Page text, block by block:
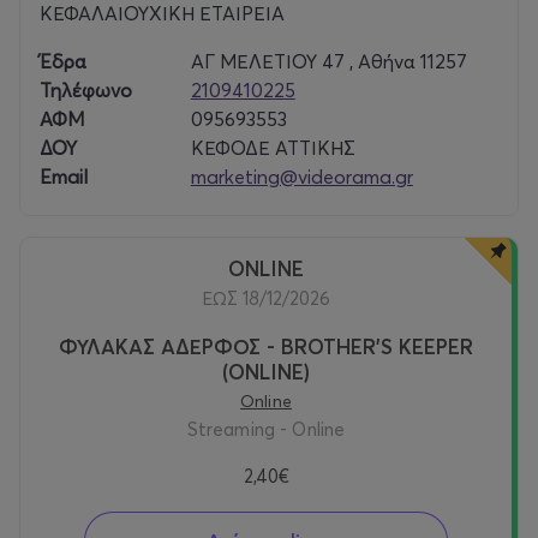
ΚΕΦΑΛΑΙΟΥΧΙΚΗ ΕΤΑΙΡΕΙΑ
Έδρα
ΑΓ ΜΕΛΕΤΙΟΥ 47 , Αθήνα 11257
Τηλέφωνο
2109410225
ΑΦΜ
095693553
ΔΟΥ
ΚΕΦΟΔΕ ΑΤΤΙΚΗΣ
Email
marketing@videorama.gr
ONLINE
ΕΩΣ 18/12/2026
ΦΥΛΑΚΑΣ ΑΔΕΡΦΟΣ - BROTHER'S KEEPER
(ONLINE)
Online
Streaming - Online
2,40€